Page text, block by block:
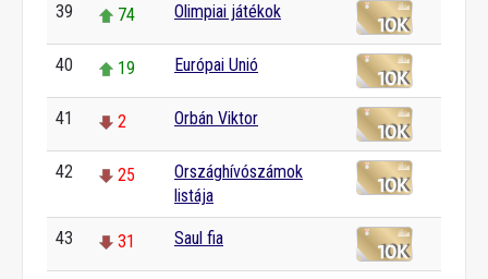
39 74 Olimpiai játékok
40 19 Európai Unió
41 2 Orbán Viktor
42 25
Országhívószámok
listája
43 31 Saul fia